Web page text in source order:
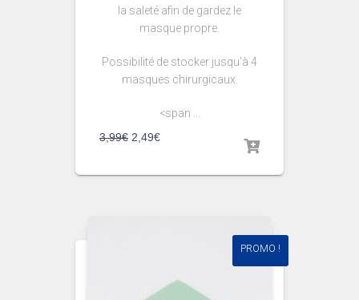
la saleté afin de gardez le
masque propre.
Possibilité de stocker jusqu’à 4
masques chirurgicaux.
<span ...
3,99€ 2,49€
PROMO !